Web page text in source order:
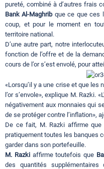
pureté, combiné à d’autres frais
Bank Al-Maghribque ce que ces
coup, et pour le moment en
territoire national.
D’une autre part, notre
fonction de l’offre et de la
cours de l’or s’est envolé, pour
«Lorsqu’il y a une crise et que les
l’or s’envole», explique M. Razki.
négativement aux monnaies qui
de se protéger contre l’inflation»,
De ce fait, M. Razki affirme que
pratiquement toutes les banques
garder dans son portefeuille.
M. Razkiaffirme toutefois que
des quantités supplémentaires